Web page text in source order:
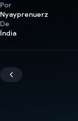
Por
Nyayprenuerz
De
Índia